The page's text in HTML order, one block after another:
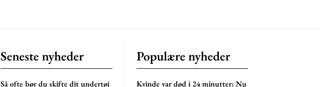
Seneste nyheder
Så ofte bør du skifte dit undertøj
Populære nyheder
Kvinde var død i 24 minutter: Nu